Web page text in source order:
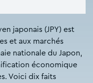
japonais (JPY) est
et aux marchés
nationale du Japon,
économique
Voici dix faits